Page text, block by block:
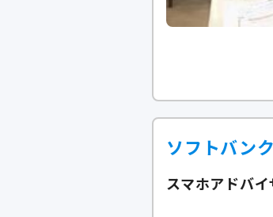
ソフトバン
スマホアドバ